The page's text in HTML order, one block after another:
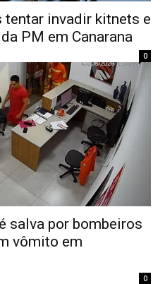
tentar invadir kitnets e
PM em Canarana
0
salva por bombeiros
vômito em
0